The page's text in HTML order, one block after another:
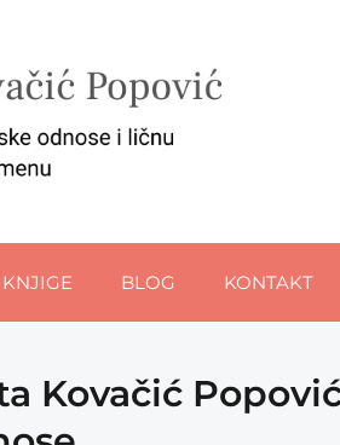
KNJIGE BLOG KONTAKT